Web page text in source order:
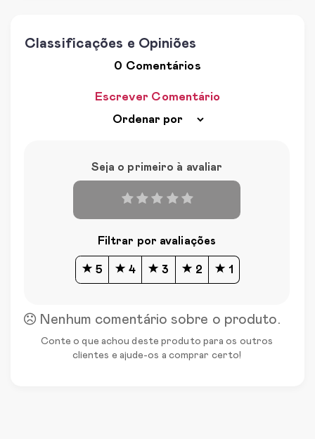
Classificações e Opiniões
0 Comentários
Escrever Comentário
Seja o primeiro à avaliar
Filtrar por avaliações
5 4 3 2 1
Nenhum comentário sobre o produto.
Conte o que achou deste produto para os outros
clientes e ajude-os a comprar certo!